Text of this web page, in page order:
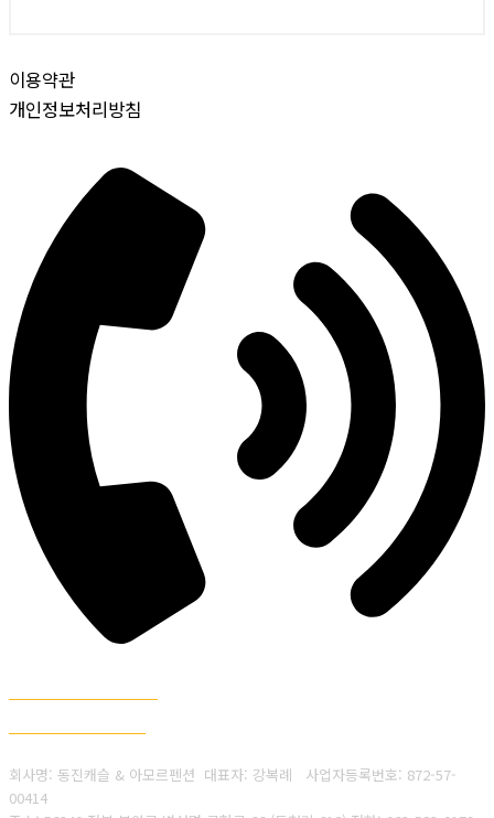
이용약관
개인정보처리방침
회사명: 동진캐슬 & 아모르펜션 대표자: 강복례 사업자등록번호: 872-57-
00414